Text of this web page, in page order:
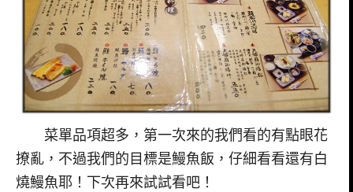
菜單品項超多，第一次來的我們看的有點眼花
撩亂，不過我們的目標是鰻魚飯，仔細看看還有白
燒鰻魚耶！下次再來試試看吧！